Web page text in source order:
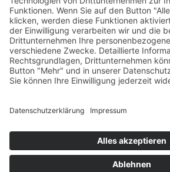
Impressum
Datenschutz
Datenschutz-Information
Mitglied werden
© 2026 KKV